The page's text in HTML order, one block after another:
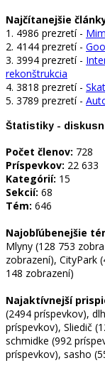
Najčítanejšie
1. 4986 prezretí -
2. 4144 prezretí -
3. 3994 prezretí -
rekonštrukcia
4. 3818 prezretí -
5. 3789 prezretí -
Štatistiky -
Počet členov: 728
Príspevkov: 22 633
Kategórií: 15
Sekcií: 68
Tém: 646
Najobľúbenejšie
Mlyny (128 753
zobrazení), CityPark
148 zobrazení)
Najaktívnejší
(2494 príspevkov),
príspevkov), Sliedič
schmidke (992
príspevkov), sasho